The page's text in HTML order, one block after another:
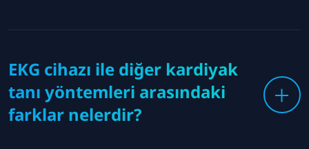
EKG cihazı ile diğer kardiyak
tanı yöntemleri arasındaki
farklar nelerdir?